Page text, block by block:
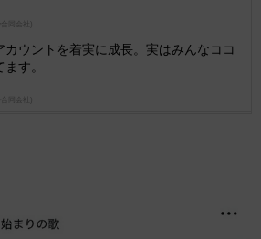
同会社)
カウントを着実に成長。実はみんなココ
す。
同会社)